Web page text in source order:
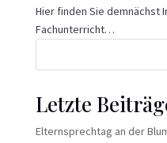
Hier finden Sie demnächst
Fachunterricht…
Letzte
Elternsprechtag an der